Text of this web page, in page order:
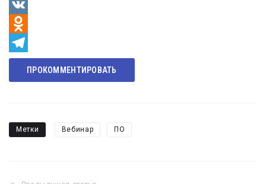
VK
Odnoklassniki
Telegram
ПРОКОММЕНТИРОВАТЬ
Метки Вебинар ПО